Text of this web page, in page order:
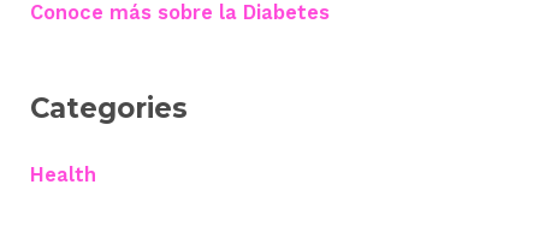
Conoce más sobre la Diabetes
Categories
Health